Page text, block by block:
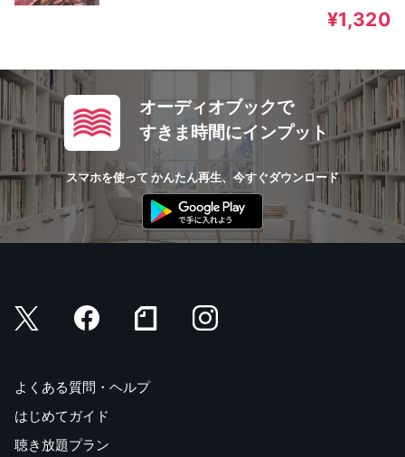
ピロリ, 田村憲司, 堀口道代, みけれいこ, 柳井景伊, 悠雲, 市
¥1,320
オーディオブックで
すきま時間にインプット
スマホを使って かんたん再生、今すぐダウンロード
よくある質問・ヘルプ
はじめてガイド
聴き放題プラン